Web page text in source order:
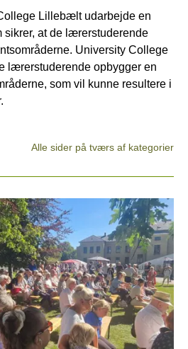
Lillebælt udarbejde en
sikrer, at de lærerstuderende
University College
lærerstuderende opbygger en
som vil kunne resultere i
Alle sider på tværs af kategorier